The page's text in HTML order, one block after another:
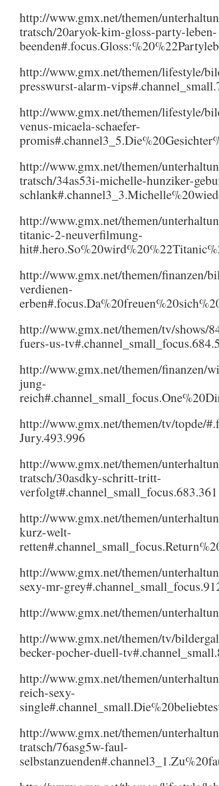
http://www.gmx.net/themen/
tratsch/20aryok-kim-gloss-party-leben-
http://www.gmx.net/themen/lifestyle/
presswurst-alarm-
http://www.gmx.net/themen/lifestyle/
venus-micaela-schaefer-
http://www.gmx.net/themen/
tratsch/34as53i-michelle-hunziker-
http://www.gmx.net/themen/
titanic-2-neuverfilmung-
http://www.gmx.net/themen/finanzen/
verdienen-
http://www.gmx.net/themen/tv/shows/
fuers-us-
http://www.gmx.net/themen/finanzen/
jung-
http://www.gmx.net/themen/tv/topde/
Jury.493.996
http://www.gmx.net/themen/
tratsch/30asdky-schritt-tritt-
verfolgt#.channel_small_focus.683.361
http://www.gmx.net/themen/
kurz-welt-
http://www.gmx.net/themen/
sexy-mr-
http://www.gmx.net/themen/
http://www.gmx.net/themen/tv/
becker-pocher-duell-
http://www.gmx.net/themen/
reich-sexy-
http://www.gmx.net/themen/
tratsch/76asg5w-faul-